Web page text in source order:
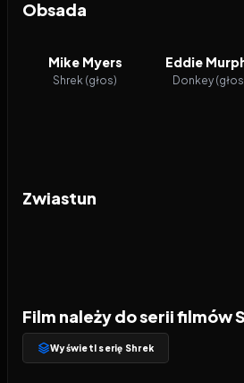
Obsada
Mike Myers
Shrek (głos)
Eddie
Donkey
Zwiastun
Film należy do serii filmów
Wyświetl serię Shrek